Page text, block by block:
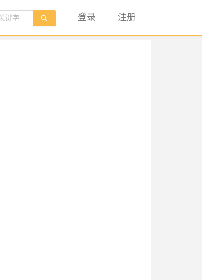
登录 注册